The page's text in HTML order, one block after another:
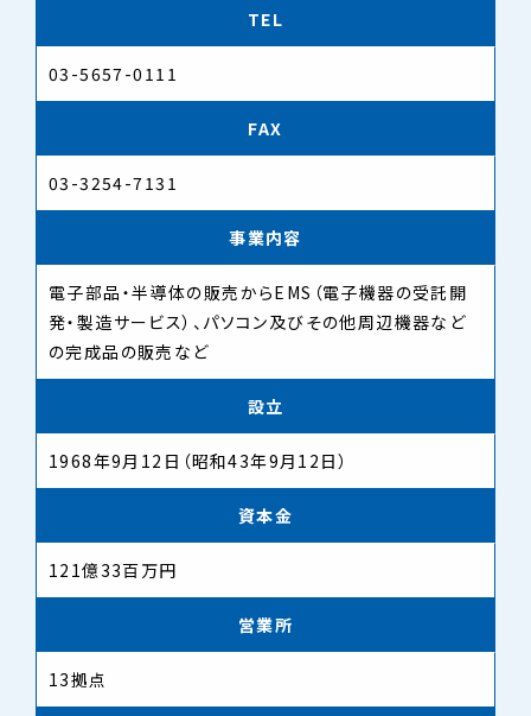
TEL
03-5657-0111
FAX
03-3254-7131
事業内容
電子部品・半導体の販売からEMS（電子機器の受託開
発・製造サービス）、パソコン及びその他周辺機器など
の完成品の販売など
設立
1968年9月12日（昭和43年9月12日）
資本金
121億33百万円
営業所
13拠点